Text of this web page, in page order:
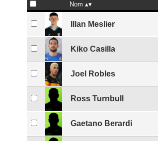
Nom
Illan Meslier
Kiko Casilla
Joel Robles
Ross Turnbull
Gaetano Berardi